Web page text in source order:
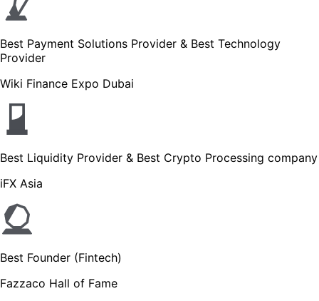
Best Payment Solutions Provider & Best Technology
Provider
Wiki Finance Expo Dubai
Best Liquidity Provider & Best Crypto Processing company
iFX Asia
Best Founder (Fintech)
Fazzaco Hall of Fame